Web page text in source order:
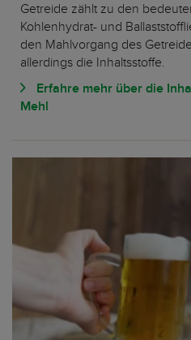
Getreide zählt zu den
Kohlenhydrat- und
den Mahlvorgang des
allerdings die Inhaltsstoffe.
Erfahre mehr über die
Mehl